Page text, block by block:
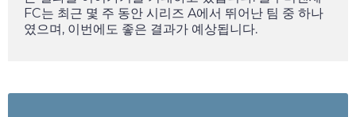
FC는 최근 몇 주 동안 시리즈 A에서 뛰어난 팀 중 하나
였으며, 이번에도 좋은 결과가 예상됩니다.